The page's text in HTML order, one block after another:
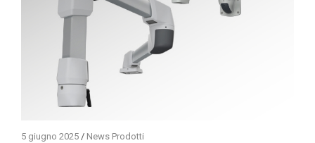
5 giugno 2025 / News Prodotti